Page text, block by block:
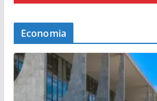
Economia